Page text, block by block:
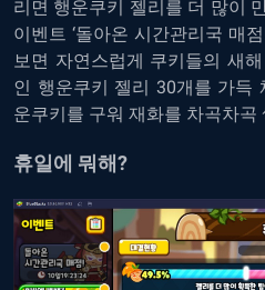
리면 행운쿠키 젤리를 더 많이
이벤트 ‘돌아온 시간관리국 매
보면 자연스럽게 쿠키들의 새
인 행운쿠키 젤리 30개를 가득
운쿠키를 구워 재화를 차곡차곡
휴일에 뭐해?